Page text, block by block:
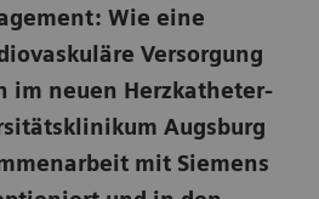
Wie eine
Versorgung
im neuen Herzkatheter-
Augsburg
mit Siemens